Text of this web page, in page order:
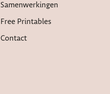
Samenwerkingen
Free Printables
Contact